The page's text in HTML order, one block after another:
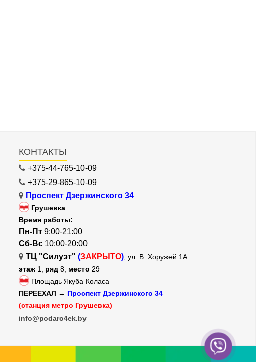
КОНТАКТЫ
+375-44-765-10-09
+375-29-865-10-09
Проспект Дзержинского 34
Грушевка
Время работы:
Пн-Пт 9:00-21:00
Сб-Вс 10:00-20:00
ТЦ "Силуэт" (ЗАКРЫТО) , ул. В. Хоружей 1А
этаж 1, ряд 8, место 29
Площадь Якуба Коласа
ПЕРЕЕХАЛ → Проспект Дзержинского 34
(станция метро Грушевка)
info@podaro4ek.by